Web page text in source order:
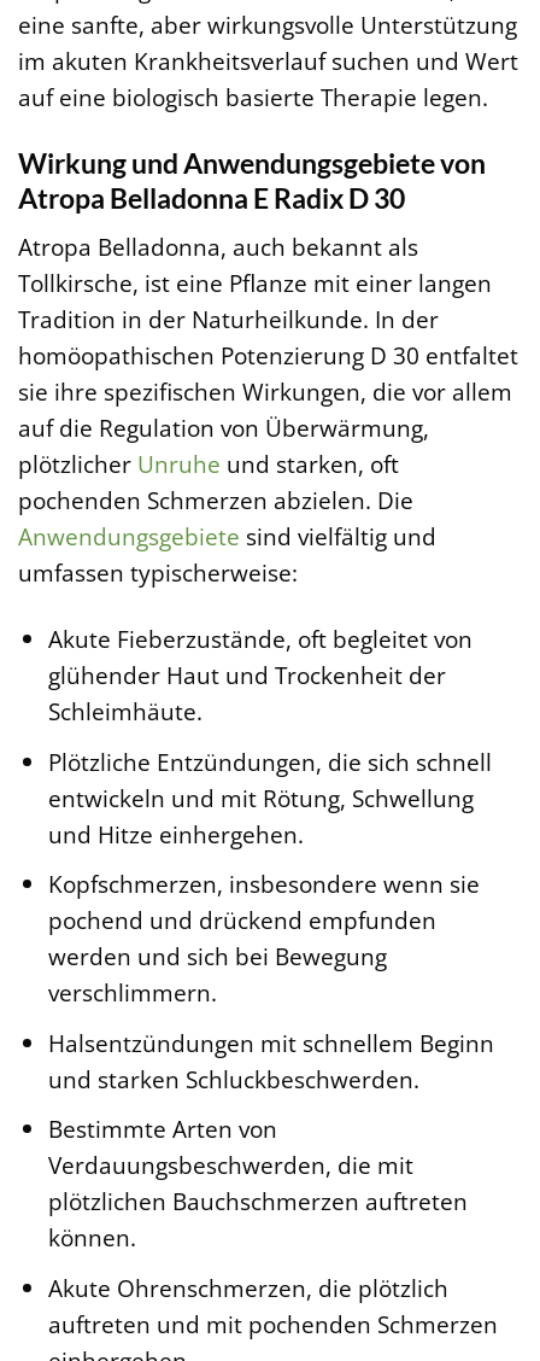
eine sanfte, aber wirkungsvolle Unterstützung
im akuten Krankheitsverlauf suchen und Wert
auf eine biologisch basierte Therapie legen.
Wirkung und Anwendungsgebiete von
Atropa Belladonna E Radix D 30
Atropa Belladonna, auch bekannt als
Tollkirsche, ist eine Pflanze mit einer langen
Tradition in der Naturheilkunde. In der
homöopathischen Potenzierung D 30 entfaltet
sie ihre spezifischen Wirkungen, die vor allem
auf die Regulation von Überwärmung,
plötzlicher Unruhe und starken, oft
pochenden Schmerzen abzielen. Die
Anwendungsgebiete sind vielfältig und
umfassen typischerweise:
Akute Fieberzustände, oft begleitet von
glühender Haut und Trockenheit der
Schleimhäute.
Plötzliche Entzündungen, die sich schnell
entwickeln und mit Rötung, Schwellung
und Hitze einhergehen.
Kopfschmerzen, insbesondere wenn sie
pochend und drückend empfunden
werden und sich bei Bewegung
verschlimmern.
Halsentzündungen mit schnellem Beginn
und starken Schluckbeschwerden.
Bestimmte Arten von
Verdauungsbeschwerden, die mit
plötzlichen Bauchschmerzen auftreten
können.
Akute Ohrenschmerzen, die plötzlich
auftreten und mit pochenden Schmerzen